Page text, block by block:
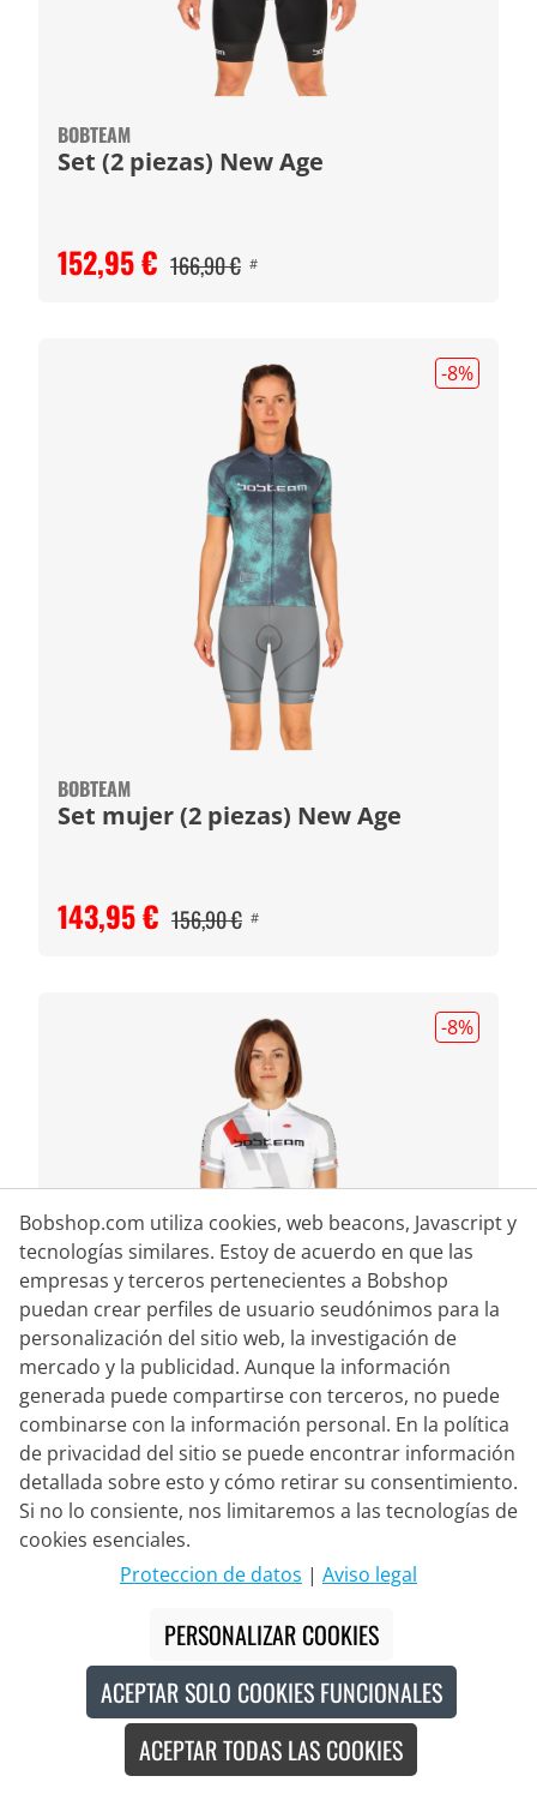
BOBTEAM
Set (2 piezas) New Age
152,95 € 166,90 € #
-8%
BOBTEAM
Set mujer (2 piezas) New Age
143,95 € 156,90 € #
-8%
BOBTEAM
Set mujer (2 piezas) Infinity 2
141,95 € 154,90 € #
-8
Bobshop.com utiliza cookies, web beacons, Javascript y
tecnologías similares. Estoy de acuerdo en que las
empresas y terceros pertenecientes a Bobshop
puedan crear perfiles de usuario seudónimos para la
personalización del sitio web, la investigación de
mercado y la publicidad. Aunque la información
generada puede compartirse con terceros, no puede
combinarse con la información personal. En la política
de privacidad del sitio se puede encontrar información
detallada sobre esto y cómo retirar su consentimiento.
Si no lo consiente, nos limitaremos a las tecnologías de
cookies esenciales.
Proteccion de datos | Aviso legal
PERSONALIZAR COOKIES
ACEPTAR SOLO COOKIES FUNCIONALES
ACEPTAR TODAS LAS COOKIES